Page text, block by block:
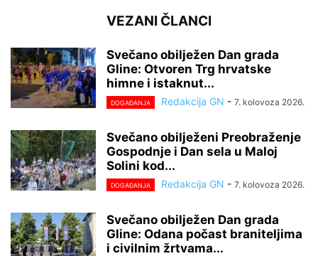
VEZANI ČLANCI
Svečano obilježen Dan grada
Gline: Otvoren Trg hrvatske
himne i istaknut...
DOGAĐANJA Redakcija GN - 7. kolovoza 2026.
Svečano obilježeni Preobraženje
Gospodnje i Dan sela u Maloj
Solini kod...
DOGAĐANJA Redakcija GN - 7. kolovoza 2026.
Svečano obilježen Dan grada
Gline: Odana počast braniteljima
i civilnim žrtvama...